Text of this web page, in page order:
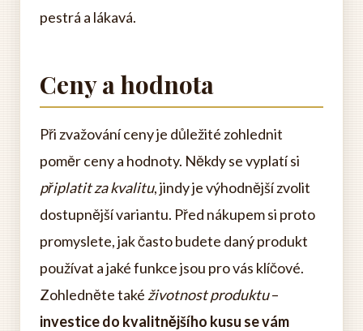
pestrá a lákavá.
Ceny a hodnota
Při zvažování ceny je důležité zohlednit
poměr ceny a hodnoty. Někdy se vyplatí si
připlatit za kvalitu, jindy je výhodnější zvolit
dostupnější variantu. Před nákupem si proto
promyslete, jak často budete daný produkt
používat a jaké funkce jsou pro vás klíčové.
Zohledněte také životnost produktu–
investice do kvalitnějšího kusu se vám